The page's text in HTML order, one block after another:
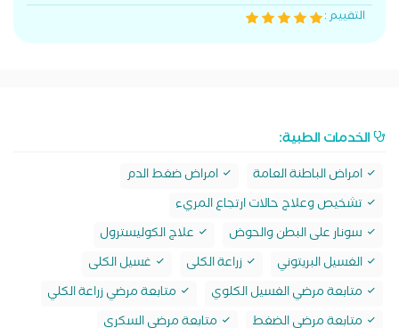
التقييم :
الخدمات الطبية:
امراض الباطنة العامة
امراض ضغط الدم
تشخيص وعلاج حالات ارتجاع المريء
سونار على البطن والحوض
علاج الكوليسترول
الغسيل البريتوني
زراعة الكلى
غسيل الكلى
متابعة مرضي الغسيل الكلوي
متابعة مرضي زراعة الكلي
متابعة مرضي الضغط
متابعة مرضي السكري